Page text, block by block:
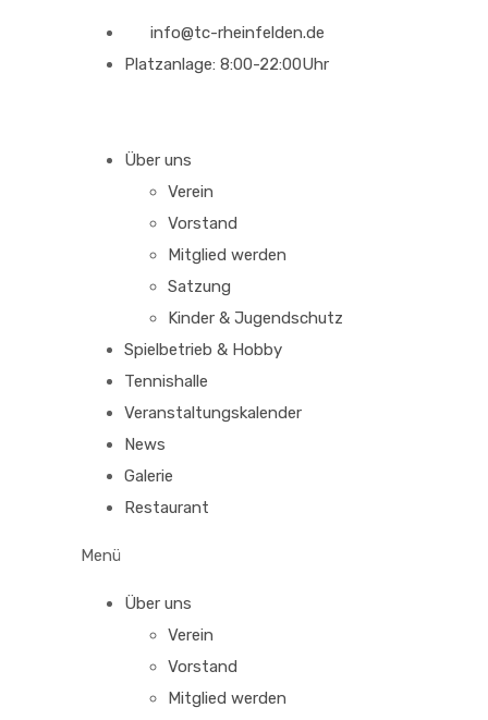
info@tc-rheinfelden.de
Platzanlage: 8:00-22:00Uhr
Über uns
Verein
Vorstand
Mitglied werden
Satzung
Kinder & Jugendschutz
Spielbetrieb & Hobby
Tennishalle
Veranstaltungskalender
News
Galerie
Restaurant
Menü
Über uns
Verein
Vorstand
Mitglied werden